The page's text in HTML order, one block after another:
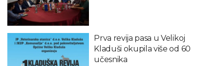
Prva revija pasa u Velikoj
Kladuši okupila više od 60
učesnika